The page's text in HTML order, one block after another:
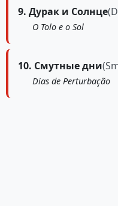
9. Дурак и Солнце
O Tolo e o Sol
10. Смутные дни
Dias de Perturbação